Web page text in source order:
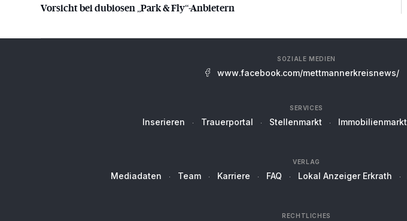
Vorsicht bei dubiosen „Park & Fly“-Anbietern
SOZIALE MEDIEN
www.facebook.com/mettmannerkreisnews/
SERVICES
Inserieren Trauerportal Stellenmarkt Immobilienmarkt
VERLAG
Mediadaten Team Karriere FAQ Lokal Anzeiger Erkrath
RECHTLICHES